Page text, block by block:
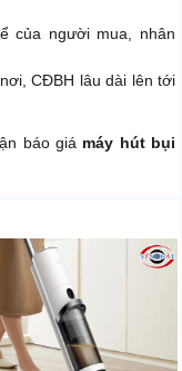
của người mua, nhân
CĐBH lâu dài lên tới
báo giá máy hút bụi